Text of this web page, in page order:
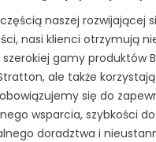
naszej rozwijającej
nasi klienci otrzymują
gamy produktów
ale także
się do
wsparcia, szybkości
doradztwa i